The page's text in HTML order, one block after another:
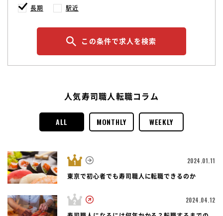
長期 駅近
この条件で求人を検索
人気寿司職人転職コラム
ALL MONTHLY WEEKLY
2024.01.11
東京で初心者でも寿司職人に転職できるのか
2024.04.12